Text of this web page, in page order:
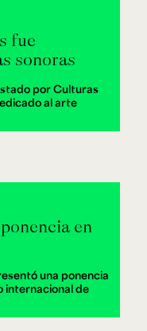
fue
sonoras
por Culturas
al arte
en
una ponencia
internacional de